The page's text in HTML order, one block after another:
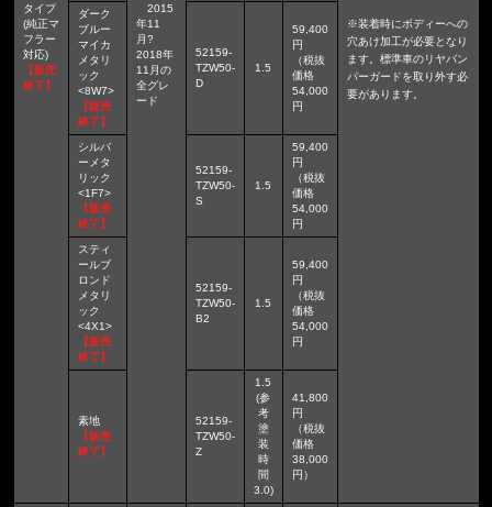
タイプ
(純正マ
フラー
対応)
【販売
終了】
2015
年11
月?
2018年
11月の
全グレ
ード
※装着時にボディーへの
穴あけ加工が必要となり
ます。標準車のリヤバン
パーガードを取り外す必
要があります。
ダーク
ブルー
マイカ
メタリ
ック
<8W7>
【販売
終了】
52159-
TZW50-
D
1.5
59,400
円
（税抜
価格
54,000
円
シルバ
ーメタ
リック
<1F7>
【販売
終了】
52159-
TZW50-
S
1.5
59,400
円
（税抜
価格
54,000
円
スティ
ールブ
ロンド
メタリ
ック
<4X1>
【販売
終了】
52159-
TZW50-
B2
1.5
59,400
円
（税抜
価格
54,000
円
素地
【販売
終了】
52159-
TZW50-
Z
1.5
(参
考
塗
装
時
間
3.0)
41,800
円
（税抜
価格
38,000
円）